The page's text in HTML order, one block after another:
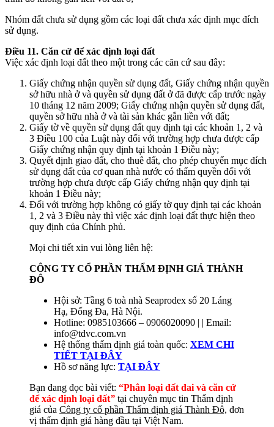
Nhóm đất chưa sử dụng gồm các loại đất chưa xác định mục đích
sử dụng.
Điều 11. Căn cứ để xác định loại đất
Việc xác định loại đất theo một trong các căn cứ sau đây:
Giấy chứng nhận quyền sử dụng đất, Giấy chứng nhận quyền
sở hữu nhà ở và quyền sử dụng đất ở đã được cấp trước ngày
10 tháng 12 năm 2009; Giấy chứng nhận quyền sử dụng đất,
quyền sở hữu nhà ở và tài sản khác gắn liền với đất;
Giấy tờ về quyền sử dụng đất quy định tại các khoản 1, 2 và
3 Điều 100 của Luật này đối với trường hợp chưa được cấp
Giấy chứng nhận quy định tại khoản 1 Điều này;
Quyết định giao đất, cho thuê đất, cho phép chuyển mục đích
sử dụng đất của cơ quan nhà nước có thẩm quyền đối với
trường hợp chưa được cấp Giấy chứng nhận quy định tại
khoản 1 Điều này;
Đối với trường hợp không có giấy tờ quy định tại các khoản
1, 2 và 3 Điều này thì việc xác định loại đất thực hiện theo
quy định của Chính phủ.
Mọi chi tiết xin vui lòng liên hệ:
CÔNG TY CỔ PHẦN THẨM ĐỊNH GIÁ THÀNH
ĐÔ
Hội sở: Tầng 6 toà nhà Seaprodex số 20 Láng
Hạ, Đống Đa, Hà Nội.
Hotline: 0985103666 – 0906020090 | | Email:
info@tdvc.com.vn
Hệ thống thẩm định giá toàn quốc: XEM CHI
TIẾT TẠI ĐÂY
Hồ sơ năng lực: TẠI ĐÂY
Bạn đang đọc bài viết: “Phân loại đất đai và căn cứ
để xác định loại đất” tại chuyên mục tin Thẩm định
giá của Công ty cổ phần Thẩm định giá Thành Đô, đơn
vị thẩm định giá hàng đầu tại Việt Nam.